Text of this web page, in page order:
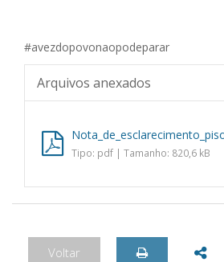
#avezdopovonaopodeparar
Arquivos anexados
Tipo: pdf | Tamanho: 820,6 kB
Voltar